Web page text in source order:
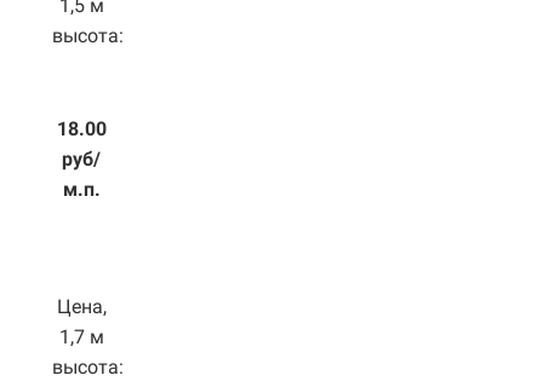
1,5 м
высота:
18.00
руб/
м.п.
Цена,
1,7 м
высота: